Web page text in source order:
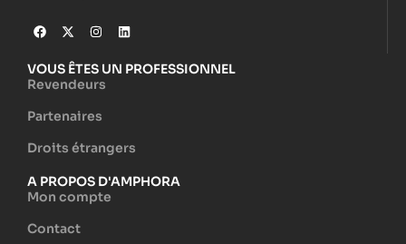
VOUS ÊTES UN PROFESSIONNEL
Revendeurs
Partenaires
Droits étrangers
A PROPOS D'AMPHORA
Mon compte
Contact